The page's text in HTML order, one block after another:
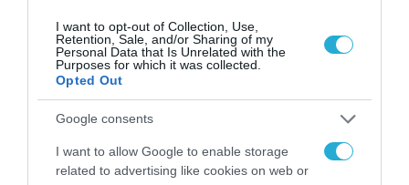
I want to opt-out of Collection, Use,
Retention, Sale, and/or Sharing of my
Personal Data that Is Unrelated with the
Purposes for which it was collected.
Opted Out
Google consents
I want to allow Google to enable storage
related to advertising like cookies on web or